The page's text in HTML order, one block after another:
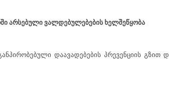
არსებული ვალდებულებების ხელშეწყობა
დაავადებების პრევენციის გზით